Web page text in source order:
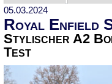
05.03.2024
Royal Enfield
Stylischer A2
Test